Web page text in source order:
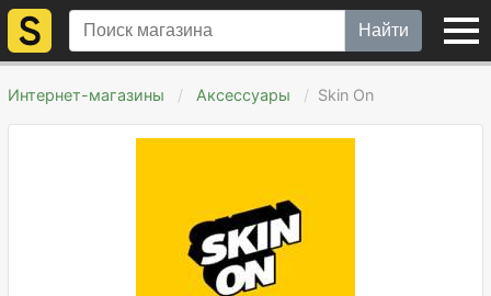
Найти
Интернет-магазины Аксессуары Skin On